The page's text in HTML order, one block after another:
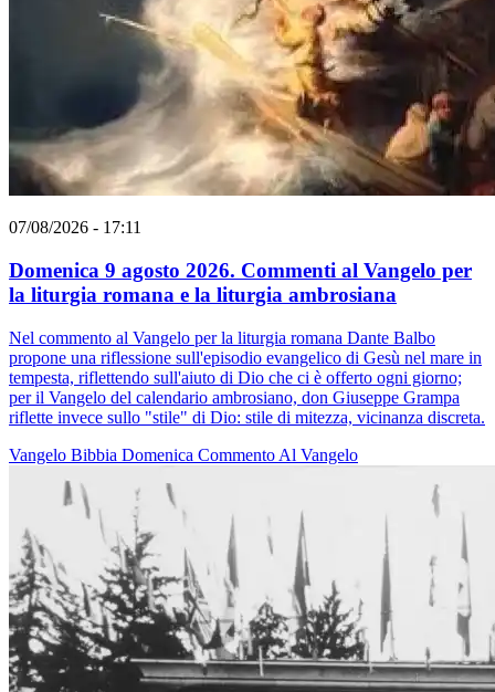
07/08/2026 - 17:11
Domenica 9 agosto 2026. Commenti al Vangelo per
la liturgia romana e la liturgia ambrosiana
Nel commento al Vangelo per la liturgia romana Dante Balbo
propone una riflessione sull'episodio evangelico di Gesù nel mare in
tempesta, riflettendo sull'aiuto di Dio che ci è offerto ogni giorno;
per il Vangelo del calendario ambrosiano, don Giuseppe Grampa
riflette invece sullo "stile" di Dio: stile di mitezza, vicinanza discreta.
Vangelo Bibbia Domenica Commento Al Vangelo